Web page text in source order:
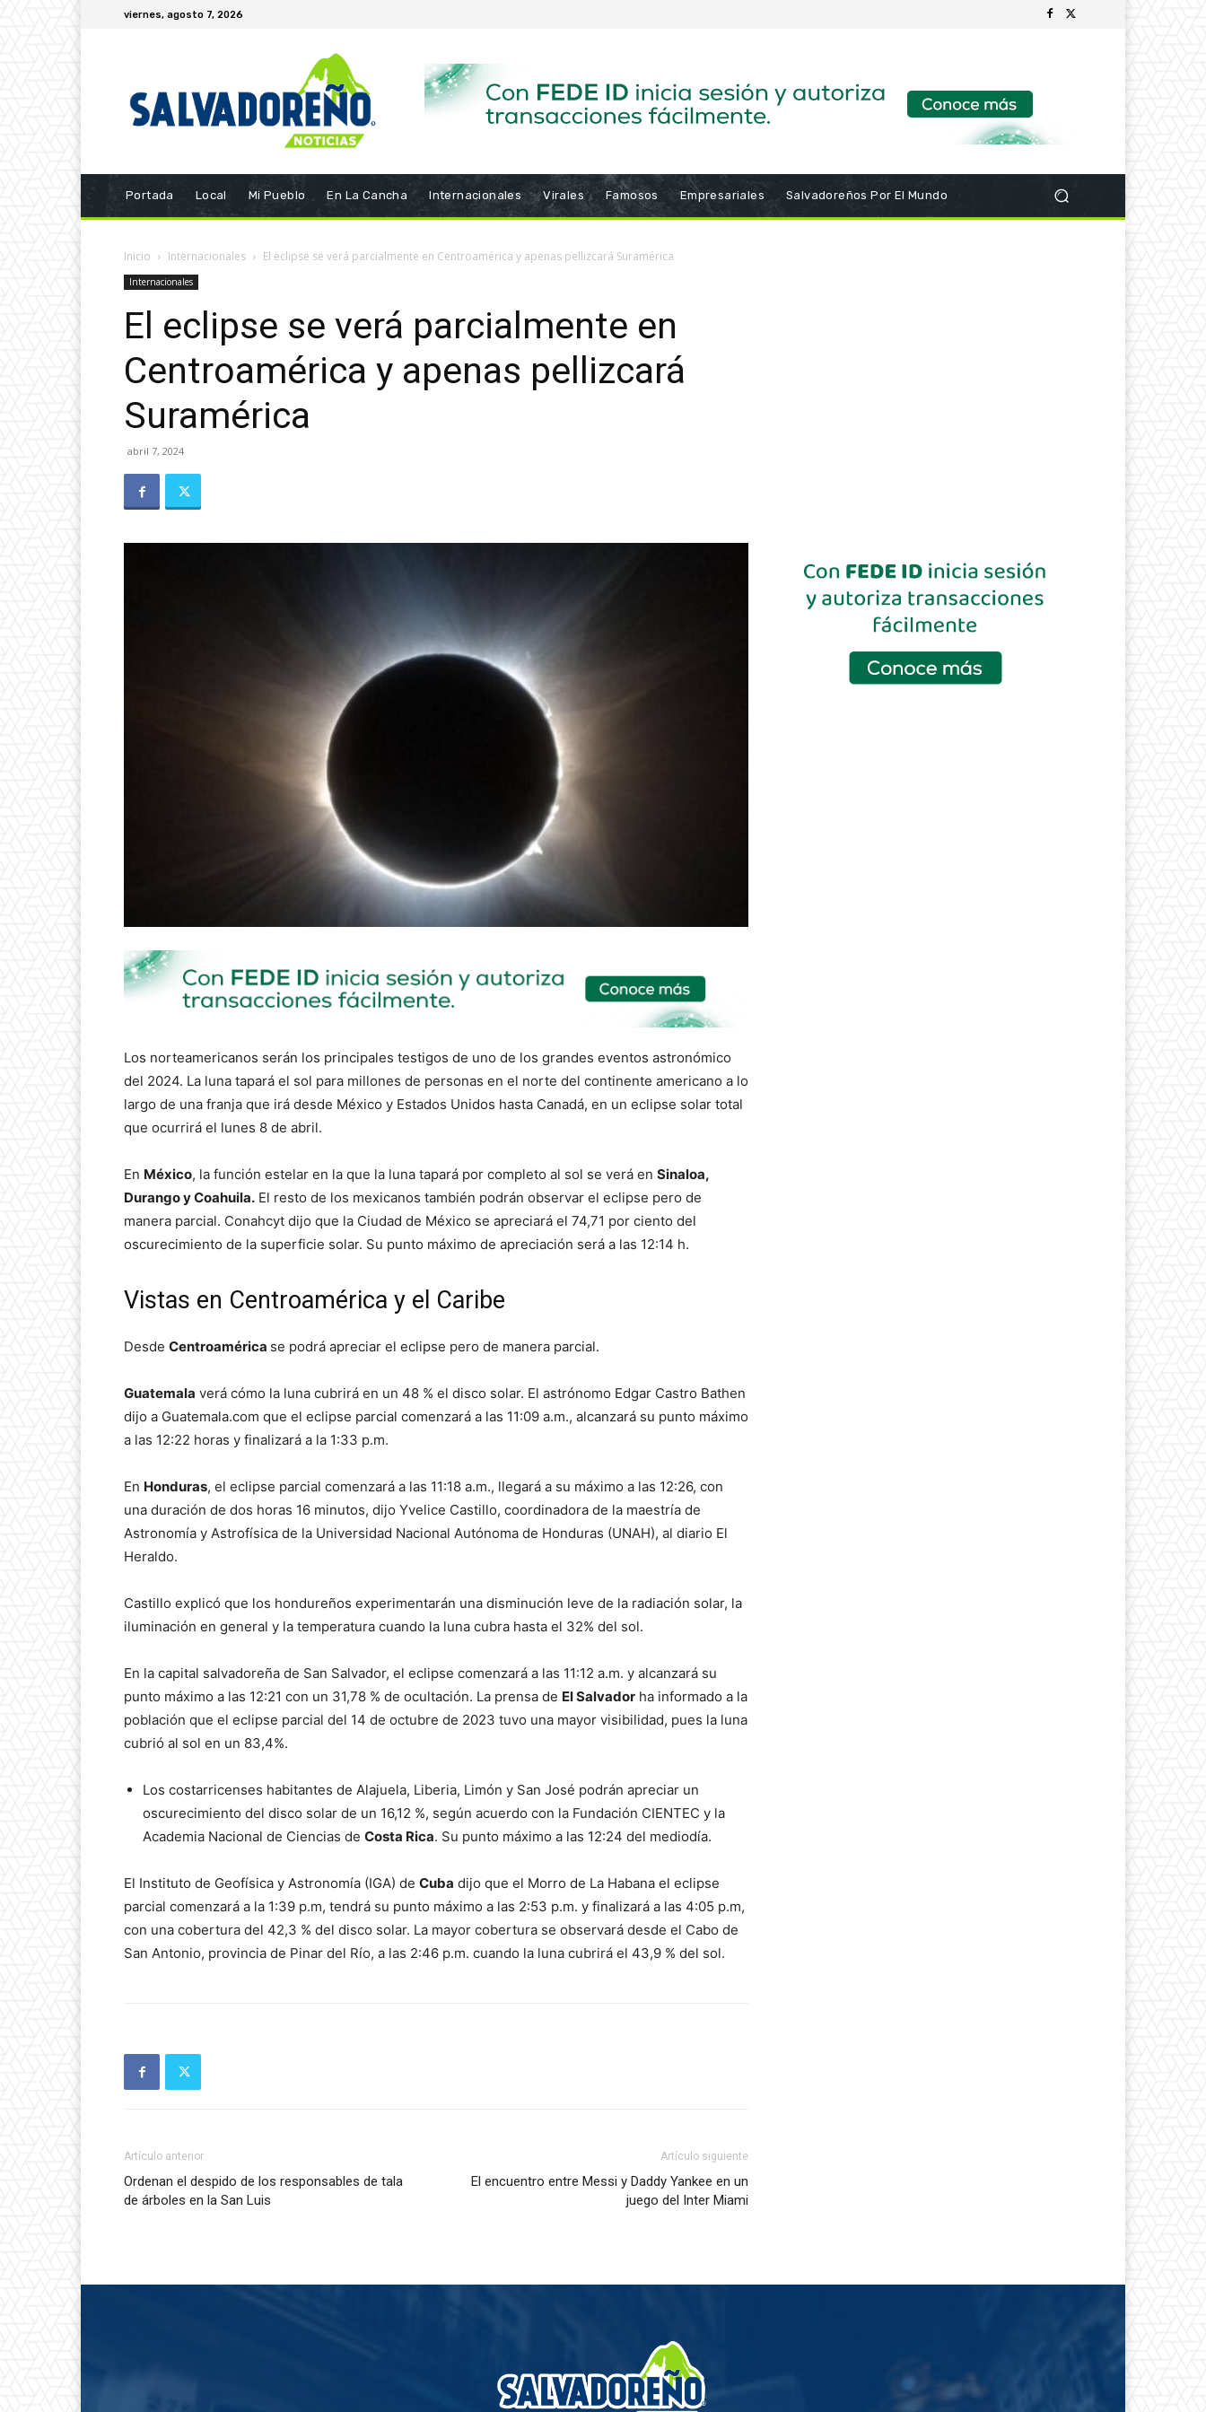
viernes, agosto 7, 2026
Portada Local Mi Pueblo En La Cancha Internacionales Virales Famosos Empresariales Salvadoreños Por El Mundo
Inicio Internacionales El eclipse se verá parcialmente en Centroamérica y apenas pellizcará Suramérica
Internacionales
El eclipse se verá parcialmente en
Centroamérica y apenas pellizcará
Suramérica
abril 7, 2024
Los norteamericanos serán los principales testigos de uno de los grandes eventos astronómico
del 2024. La luna tapará el sol para millones de personas en el norte del continente americano a lo
largo de una franja que irá desde México y Estados Unidos hasta Canadá, en un eclipse solar total
que ocurrirá el lunes 8 de abril.
En México, la función estelar en la que la luna tapará por completo al sol se verá en Sinaloa,
Durango y Coahuila. El resto de los mexicanos también podrán observar el eclipse pero de
manera parcial. Conahcyt dijo que la Ciudad de México se apreciará el 74,71 por ciento del
oscurecimiento de la superficie solar. Su punto máximo de apreciación será a las 12:14 h.
Vistas en Centroamérica y el Caribe
Desde Centroamérica se podrá apreciar el eclipse pero de manera parcial.
Guatemala verá cómo la luna cubrirá en un 48 % el disco solar. El astrónomo Edgar Castro Bathen
dijo a Guatemala.com que el eclipse parcial comenzará a las 11:09 a.m., alcanzará su punto máximo
a las 12:22 horas y finalizará a la 1:33 p.m.
En Honduras, el eclipse parcial comenzará a las 11:18 a.m., llegará a su máximo a las 12:26, con
una duración de dos horas 16 minutos, dijo Yvelice Castillo, coordinadora de la maestría de
Astronomía y Astrofísica de la Universidad Nacional Autónoma de Honduras (UNAH), al diario El
Heraldo.
Castillo explicó que los hondureños experimentarán una disminución leve de la radiación solar, la
iluminación en general y la temperatura cuando la luna cubra hasta el 32% del sol.
En la capital salvadoreña de San Salvador, el eclipse comenzará a las 11:12 a.m. y alcanzará su
punto máximo a las 12:21 con un 31,78 % de ocultación. La prensa de El Salvador ha informado a la
población que el eclipse parcial del 14 de octubre de 2023 tuvo una mayor visibilidad, pues la luna
cubrió al sol en un 83,4%.
Los costarricenses habitantes de Alajuela, Liberia, Limón y San José podrán apreciar un
oscurecimiento del disco solar de un 16,12 %, según acuerdo con la Fundación CIENTEC y la
Academia Nacional de Ciencias de Costa Rica. Su punto máximo a las 12:24 del mediodía.
El Instituto de Geofísica y Astronomía (IGA) de Cuba dijo que el Morro de La Habana el eclipse
parcial comenzará a la 1:39 p.m, tendrá su punto máximo a las 2:53 p.m. y finalizará a las 4:05 p.m,
con una cobertura del 42,3 % del disco solar. La mayor cobertura se observará desde el Cabo de
San Antonio, provincia de Pinar del Río, a las 2:46 p.m. cuando la luna cubrirá el 43,9 % del sol.
Artículo anterior
Ordenan el despido de los responsables de tala
de árboles en la San Luis
Artículo siguiente
El encuentro entre Messi y Daddy Yankee en un
juego del Inter Miami